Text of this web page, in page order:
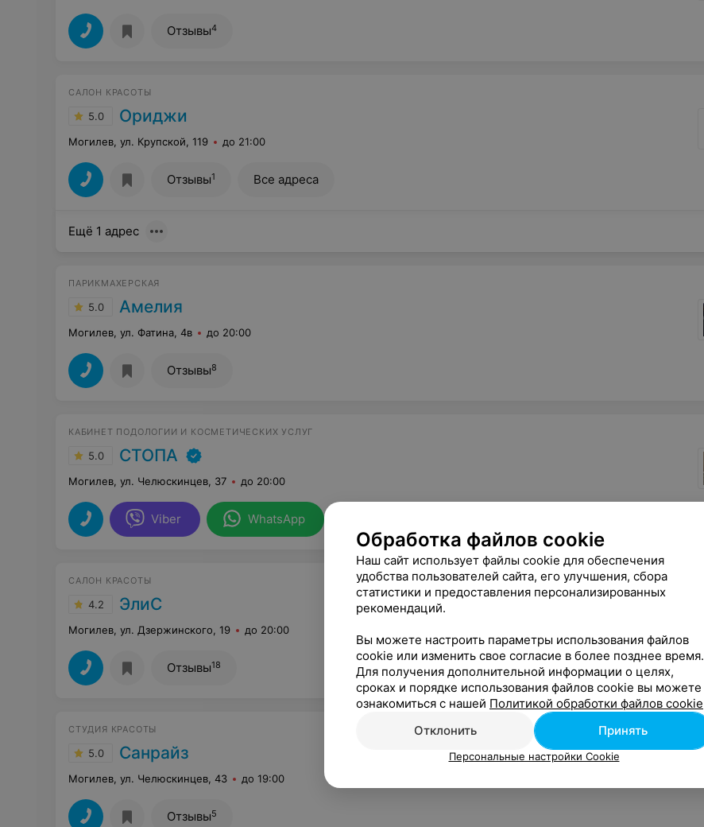
Отзывы4
САЛОН КРАСОТЫ
5.0 Ориджи
Могилев, ул. Крупской, 119 до 21:00
Отзывы1 Все адреса
Ещё 1 адрес
ПАРИКМАХЕРСКАЯ
5.0 Амелия
Могилев, ул. Фатина, 4в до 20:00
Отзывы8
КАБИНЕТ ПОДОЛОГИИ И КОСМЕТИЧЕСКИХ УСЛУГ
5.0 СТОПА
Могилев, ул. Челюскинцев, 37 до 20:00
Viber WhatsApp
САЛОН КРАСОТЫ
4.2 ЭлиС
Могилев, ул. Дзержинского, 19 до 20:00
Отзывы18
СТУДИЯ КРАСОТЫ
5.0 Санрайз
Могилев, ул. Челюскинцев, 43 до 19:00
Отзывы5
Обработка файлов cookie
Наш сайт использует файлы cookie для обеспечения
удобства пользователей сайта, его улучшения, сбора
статистики и предоставления персонализированных
рекомендаций.
Вы можете настроить параметры использования файлов
cookie или изменить свое согласие в более позднее время.
Для получения дополнительной информации о целях,
сроках и порядке использования файлов cookie вы можете
ознакомиться с нашей Политикой обработки файлов cookie
Отклонить
Принять
Персональные настройки Cookie